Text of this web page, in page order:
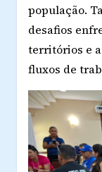
população.
desafios
territórios e
fluxos de